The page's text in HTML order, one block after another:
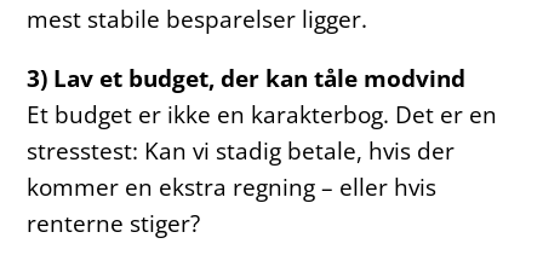
mest stabile besparelser ligger.
3) Lav et budget, der kan tåle modvind
Et budget er ikke en karakterbog. Det er en
stresstest: Kan vi stadig betale, hvis der
kommer en ekstra regning – eller hvis
renterne stiger?